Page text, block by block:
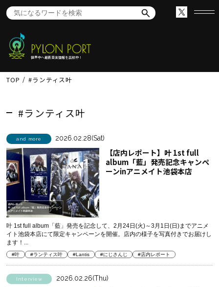
世界中へ最新音楽情報を出航中！
TOP #ランティス叶
#ランティス叶
and more 2026.02.28(Sat)
【店内レポート】叶 1st full
album「藍」発売記念キャンペ
ーンinアニメイト池袋本店
叶 1st full album「藍」発売を記念して、2月24日(火)～3月1日(日)までアニメ
イト池袋本店にて限定キャンペーンを開催。 店内の様子を写真付きでお届けし
ます！...
#叶 #ランティス叶 #Lantis #にじさんじ #店内レポート
Interview 2026.02.26(Thu)